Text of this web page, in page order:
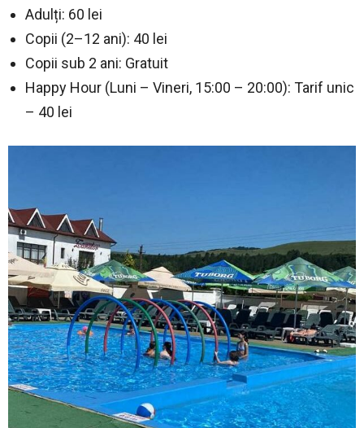
Adulți: 60 lei
Copii (2–12 ani): 40 lei
Copii sub 2 ani: Gratuit
Happy Hour (Luni – Vineri, 15:00 – 20:00): Tarif unic
– 40 lei